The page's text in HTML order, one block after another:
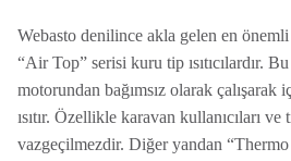
Webasto denilince akla gelen en
“Air Top” serisi kuru tip ısıtıcılardır.
motorundan bağımsız olarak çalışarak
ısıtır. Özellikle karavan kullanıcıları
vazgeçilmezdir. Diğer yandan